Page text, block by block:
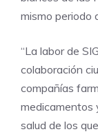
mismo periodo
“La labor de
colaboración
compañías
medicamentos
salud de los